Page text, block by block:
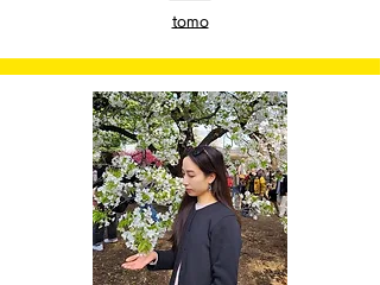
tomo